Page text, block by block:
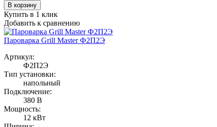
В корзину
Купить в 1 клик
Добавить к сравнению
Пароварка Grill Master Ф2П2Э
Артикул:
Ф2П2Э
Тип установки:
напольный
Подключение:
380 В
Мощность:
12 кВт